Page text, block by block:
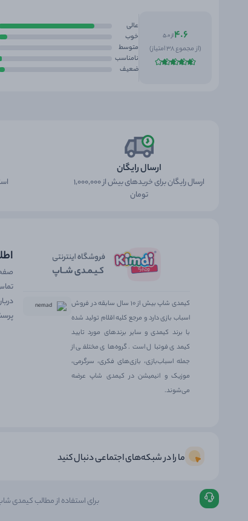
4.6از 5.0
(از مجموع 38 امتیاز)
عالی
خوب
متوسط
نامناسب
ضعیف
ارسال رایگان
ارسال رایگان برای خریدهای بیش از 1,000,000
تومان
کیمدی شاپ بیش از ۱۰ سال سابقه در فروش
اسباب بازی دارد و مرجع کلیه اقلام تولید شده
با برند کیمدی و سایر برندهای مورد تایید
کیمدی فوتبال است. گروه‌های مختلفی از
جمله اسباب‌بازی، بازی‌های فکری، سرگرمی،
موزیک و انیمیشن در کیمدی شاپ عرضه
می‌شوند.
ما را در شبکه‌های اجتماعی دنبال کنید
برای استفاده از مطالب کیمدی